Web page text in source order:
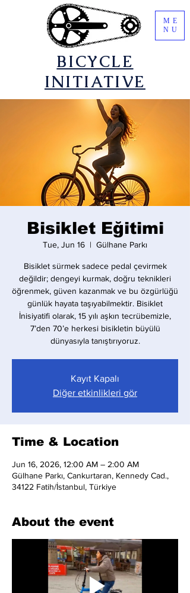
​BICYCLE
INITIATIVE
ME
NU
Bisiklet Eğitimi
Tue, Jun 16
  |
Gülhane Parkı
Bisiklet sürmek sadece pedal çevirmek
değildir; dengeyi kurmak, doğru teknikleri
öğrenmek, güven kazanmak ve bu özgürlüğü
günlük hayata taşıyabilmektir. Bisiklet
İnisiyatifi olarak, 15 yılı aşkın tecrübemizle,
7’den 70’e herkesi bisikletin büyülü
dünyasıyla tanıştırıyoruz.
Kayıt Kapalı
Diğer etkinlikleri gör
Time & Location
Jun 16, 2026, 12:00 AM – 2:00 AM
Gülhane Parkı, Cankurtaran, Kennedy Cad.,
34122 Fatih/İstanbul, Türkiye
About the event